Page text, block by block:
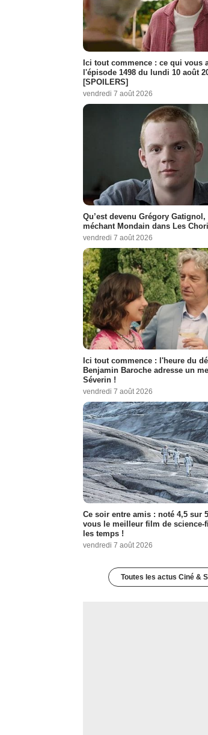
Ici tout commence : ce qui vous
l'épisode 1498 du lundi 10 août
[SPOILERS]
vendredi 7 août 2026
Qu’est devenu Grégory
méchant Mondain dans Les
vendredi 7 août 2026
Ici tout commence : l'heure du
Benjamin Baroche adresse un
Séverin !
vendredi 7 août 2026
Ce soir entre amis : noté 4,5 sur
vous le meilleur film de science-
les temps !
vendredi 7 août 2026
Toutes les actus Ciné &